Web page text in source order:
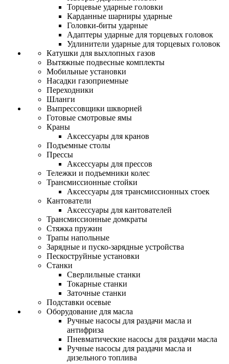
Торцевые ударные головки
Карданные шарниры ударные
Головки-биты ударные
Адаптеры ударные для торцевых головок
Удлинители ударные для торцевых головок
Катушки для выхлопных газов
Вытяжные подвесные комплекты
Мобильные установки
Насадки газоприемные
Переходники
Шланги
Выпрессовщики шкворней
Готовые смотровые ямы
Краны
Аксессуары для кранов
Подъемные столы
Прессы
Аксессуары для прессов
Тележки и подъемники колес
Трансмиссионные стойки
Аксессуары для трансмиссионных стоек
Кантователи
Аксессуары для кантователей
Трансмиссионные домкраты
Стяжка пружин
Трапы напольные
Зарядные и пуско-зарядные устройства
Пескоструйные установки
Станки
Сверлильные станки
Токарные станки
Заточные станки
Подставки осевые
Оборудование для масла
Ручные насосы для раздачи масла и
антифриза
Пневматические насосы для раздачи масла
Ручные насосы для раздачи масла и
дизельного топлива